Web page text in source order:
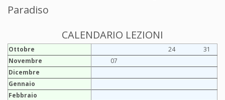
Paradiso
CALENDARIO LEZIONI
Ottobre 24
31
Novembre
07
Dicembre
Gennaio
Febbraio